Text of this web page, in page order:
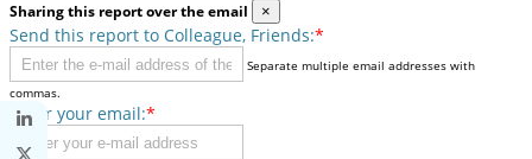
Sharing this report over the email ×
Send this report to Colleague, Friends:*
Separate multiple email addresses with
commas.
Enter your email:*